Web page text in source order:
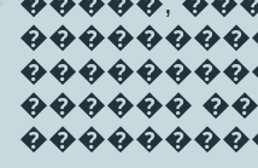
������